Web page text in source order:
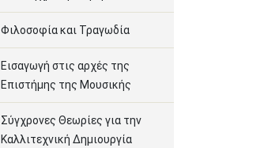
Φιλοσοφία και Τραγωδία
Εισαγωγή στις αρχές της
Επιστήμης της Μουσικής
Σύγχρονες Θεωρίες για την
Καλλιτεχνική Δημιουργία